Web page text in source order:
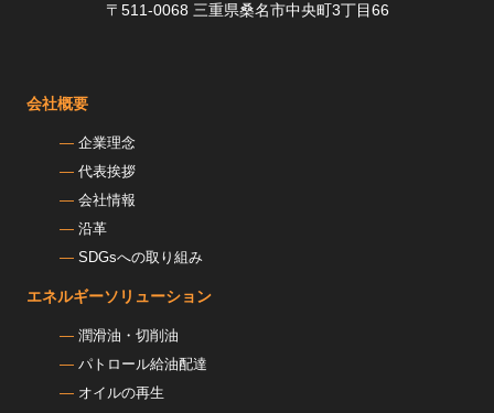
〒511-0068 三重県桑名市中央町3丁目66
会社概要
企業理念
代表挨拶
会社情報
沿革
SDGsへの取り組み
エネルギーソリューション
潤滑油・切削油
パトロール給油配達
オイルの再生